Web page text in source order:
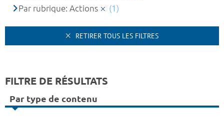
Par rubrique: Actions
(1)
RETIRER TOUS LES FILTRES
FILTRE DE RÉSULTATS
Par type de contenu